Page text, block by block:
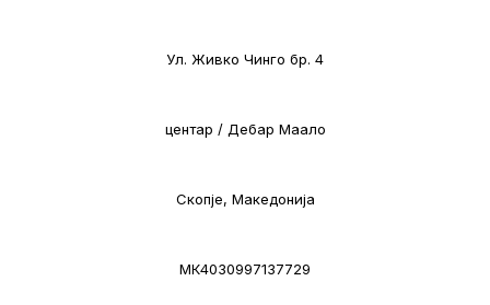
Ул. Живко Чинго бр. 4
центар / Дебар Маало
Скопје, Македонија
МК4030997137729